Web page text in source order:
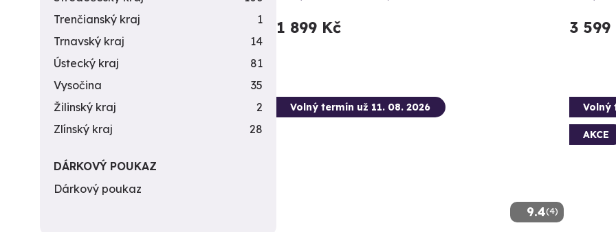
1 899 Kč 3 599
9.4(4)
Volný termín už 11. 08. 2026 Volný
AKCE
Trenčianský kraj
1
Trnavský kraj
14
Ústecký kraj
81
Vysočina
35
Žilinský kraj
2
Zlínský kraj
28
DÁRKOVÝ POUKAZ
Dárkový poukaz